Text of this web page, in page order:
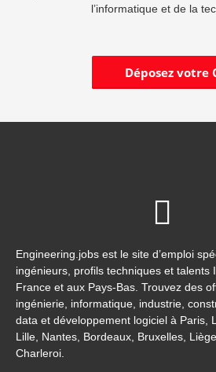
l’informatique et de la
Déposez votre
Engineering.jobs est le site d’emploi
ingénieurs, profils techniques et talents
France et aux Pays-Bas. Trouvez des
ingénierie, informatique, industrie,
data et développement logiciel à Paris,
Lille, Nantes, Bordeaux, Bruxelles,
Charleroi.